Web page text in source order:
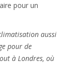
pour un
aussi
pour de
à Londres, où